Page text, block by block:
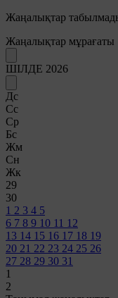
Жаңалықтар
Жаңалықтар мұрағаты
ШІЛДЕ 2026
Дс
Сс
Ср
Бс
Жм
Сн
Жк
29
30
1 2 3 4 5
6 7 8 9 10 11 12
13 14 15 16 17 18 19
20 21 22 23 24 25 26
27 28 29 30 31
1
2